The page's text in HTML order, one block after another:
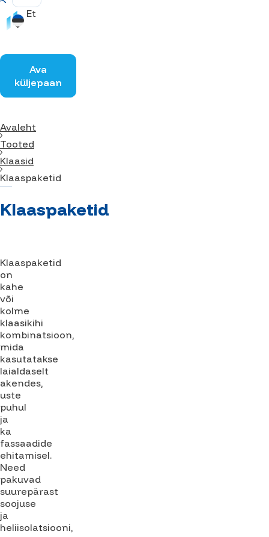
Et
Avaleht
Tooted
Klaasid
Klaaspaketid
Klaaspaketid
Klaaspaketid
on
kahe
või
kolme
klaasikihi
kombinatsioon,
mida
kasutatakse
laialdaselt
akendes,
uste
puhul
ja
ka
fassaadide
ehitamisel.
Need
pakuvad
suurepärast
soojuse
ja
heliisolatsiooni,
Ava
küljepaan